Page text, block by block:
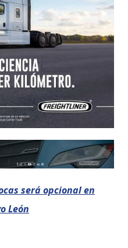
será opcional en
León